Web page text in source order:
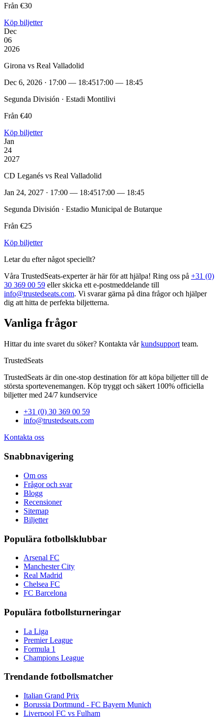
Från €30
Köp biljetter
Dec
06
2026
Girona vs Real Valladolid
Dec 6, 2026 · 17:00 — 18:4517:00 — 18:45
Segunda División · Estadi Montilivi
Från €40
Köp biljetter
Jan
24
2027
CD Leganés vs Real Valladolid
Jan 24, 2027 · 17:00 — 18:4517:00 — 18:45
Segunda División · Estadio Municipal de Butarque
Från €25
Köp biljetter
Letar du efter något speciellt?
Våra TrustedSeats‑experter är här för att hjälpa! Ring oss på +31 (0)
30 369 00 59 eller skicka ett e‑postmeddelande till
info@trustedseats.com. Vi svarar gärna på dina frågor och hjälper
dig att hitta de perfekta biljetterna.
Vanliga frågor
Hittar du inte svaret du söker? Kontakta vårkundsupport team.
TrustedSeats
TrustedSeats är din one-stop destination för att köpa biljetter till de
största sportevenemangen. Köp tryggt och säkert 100% officiella
biljetter med 24/7 kundservice
+31 (0) 30 369 00 59
info@trustedseats.com
Kontakta oss
Snabbnavigering
Om oss
Frågor och svar
Blogg
Recensioner
Sitemap
Biljetter
Populära fotbollsklubbar
Arsenal FC
Manchester City
Real Madrid
Chelsea FC
FC Barcelona
Populära fotbollsturneringar
La Liga
Premier League
Formula 1
Champions League
Trendande fotbollsmatcher
Italian Grand Prix
Borussia Dortmund - FC Bayern Munich
Liverpool FC vs Fulham